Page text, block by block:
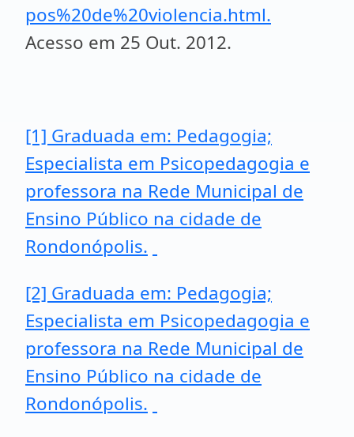
pos%20de%20violencia.html.
Acesso em 25 Out. 2012.
[1] Graduada em: Pedagogia;
Especialista em Psicopedagogia e
professora na Rede Municipal de
Ensino Público na cidade de
Rondonópolis.
[2] Graduada em: Pedagogia;
Especialista em Psicopedagogia e
professora na Rede Municipal de
Ensino Público na cidade de
Rondonópolis.